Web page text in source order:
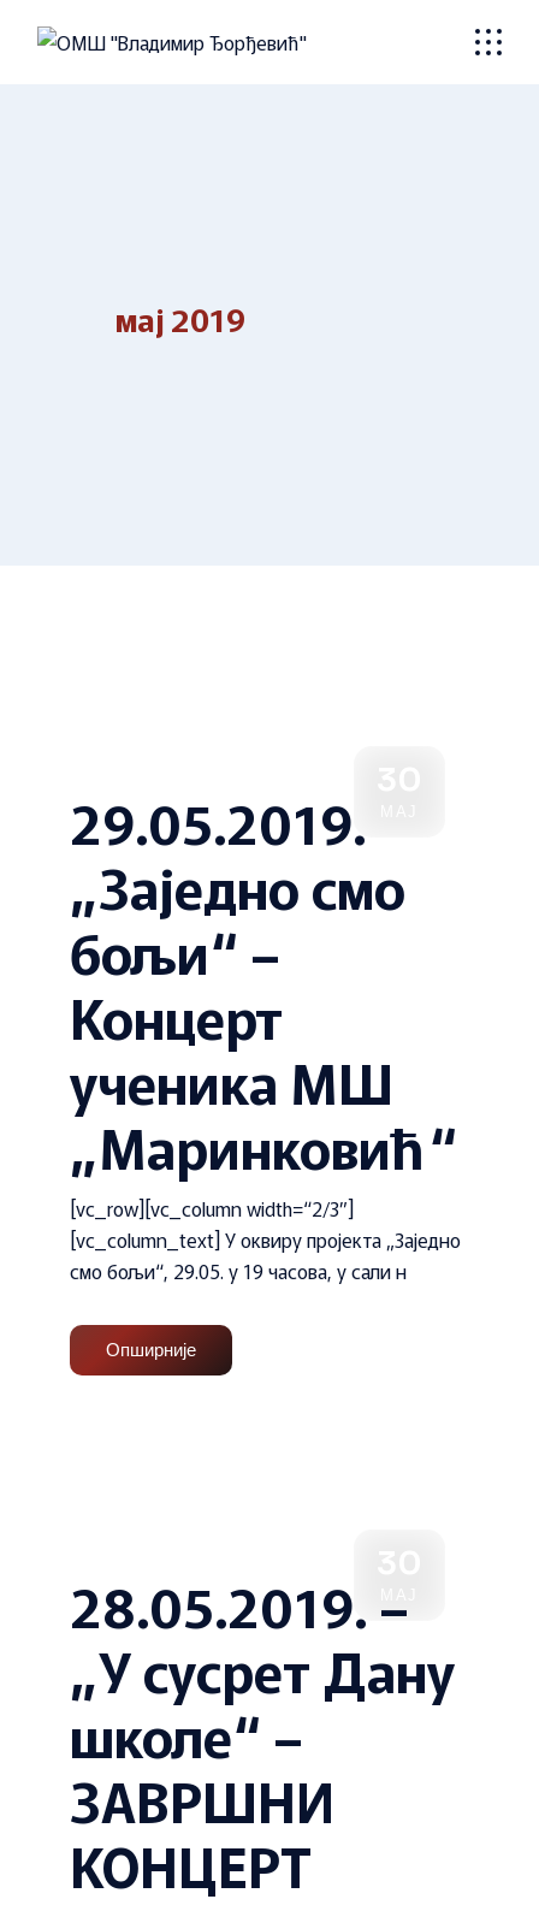
мај 2019
29.05.2019.
„Заједно смо
бољи“ –
Концерт
ученика МШ
„Маринковић“
[vc_row][vc_column width=“2/3″]
[vc_column_text] У оквиру пројекта „Заједно
смо бољи“, 29.05. у 19 часова, у сали н
Опширније
28.05.2019. –
„У сусрет Дану
школе“ –
ЗАВРШНИ
КОНЦЕРТ